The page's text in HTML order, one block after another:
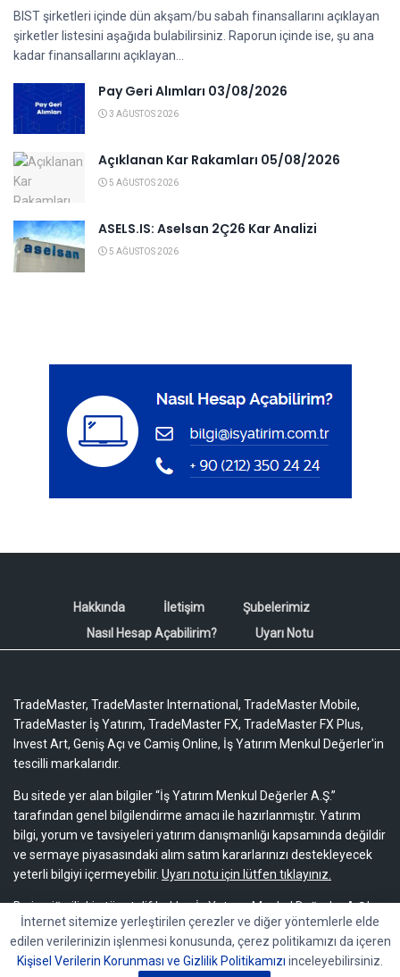
BIST şirketleri içinde dün akşam/bu sabah finansallarını açıklayan
şirketler listesini aşağıda bulabilirsiniz. Raporun içinde ise, şu ana
kadar finansallarını açıklayan...
Pay Geri Alımları 03/08/2026
3 AĞUSTOS 2026
Açıklanan Kar Rakamları 05/08/2026
5 AĞUSTOS 2026
ASELS.IS: Aselsan 2Ç26 Kar Analizi
5 AĞUSTOS 2026
Hakkında İletişim
Şubelerimiz
Nasıl Hesap Açabilirim?
Uyarı Notu
TradeMaster, TradeMaster International, TradeMaster Mobile,
TradeMaster İş Yatırım, TradeMaster FX, TradeMaster FX Plus,
Invest Art, Geniş Açı ve Camiş Online, İş Yatırım Menkul Değerler'in
tescilli markalarıdır.
Bu sitede yer alan bilgiler “İş Yatırım Menkul Değerler A.Ş.”
tarafından genel bilgilendirme amacı ile hazırlanmıştır. Yatırım
bilgi, yorum ve tavsiyeleri yatırım danışmanlığı kapsamında değildir
ve sermaye piyasasındaki alım satım kararlarınızı destekleyecek
yeterli bilgiyi içermeyebilir. Uyarı notu için lütfen tıklayınız.
Bu içeriğe ilişkin tüm telif hakları İş Yatırım Menkul Değerler A.Ş.’ye
aittir. Bu içerik, açık iznimiz olmaksızın başkaları tarafından
herhangi bir amaçla, kısmen veya tamamen çoğaltılamaz,
dağıtılamaz, yayımlanamaz veya değiştirilemez.
İnternet sitemize yerleştirilen çerezler ve diğer yöntemlerle elde
edilen verilerinizin işlenmesi konusunda, çerez politikamızı da içeren
Kişisel Verilerin Korunması ve Gizlilik Politikamızı inceleyebilirsiniz.